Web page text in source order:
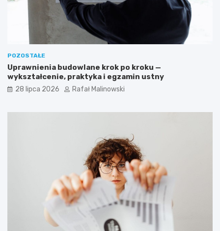
POZOSTAŁE
Uprawnienia budowlane krok po kroku —
wykształcenie, praktyka i egzamin ustny
28 lipca 2026 Rafał Malinowski